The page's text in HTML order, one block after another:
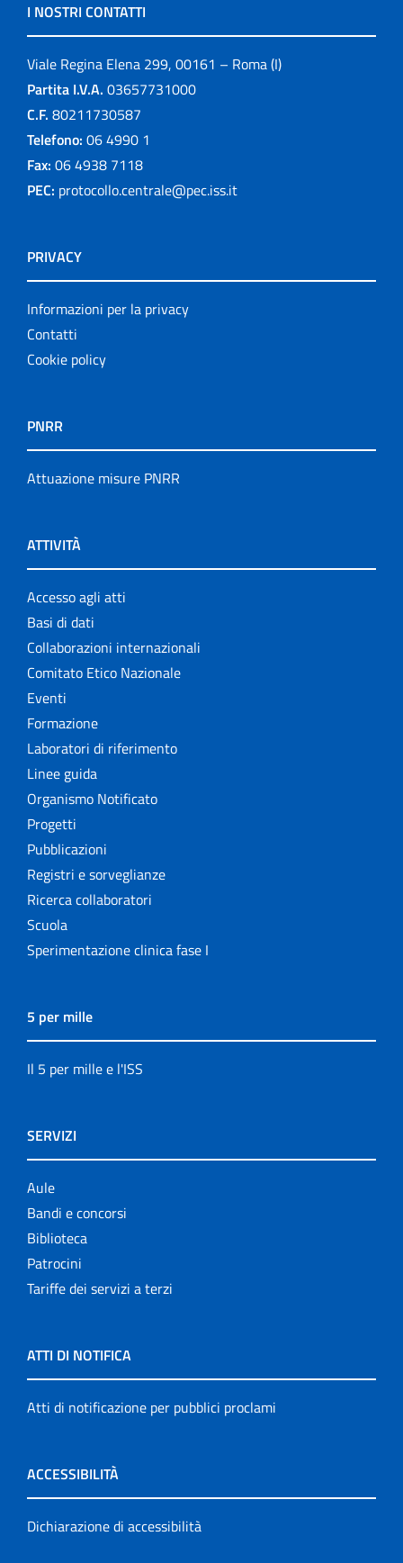
I NOSTRI CONTATTI
Viale Regina Elena 299, 00161 – Roma (I)
Partita I.V.A. 03657731000
C.F. 80211730587
Telefono: 06 4990 1
Fax: 06 4938 7118
PEC: protocollo.centrale@pec.iss.it
PRIVACY
Informazioni per la privacy
Contatti
Cookie policy
PNRR
Attuazione misure PNRR
ATTIVITÀ
Accesso agli atti
Basi di dati
Collaborazioni internazionali
Comitato Etico Nazionale
Eventi
Formazione
Laboratori di riferimento
Linee guida
Organismo Notificato
Progetti
Pubblicazioni
Registri e sorveglianze
Ricerca collaboratori
Scuola
Sperimentazione clinica fase I
5 per mille
Il 5 per mille e l'ISS
SERVIZI
Aule
Bandi e concorsi
Biblioteca
Patrocini
Tariffe dei servizi a terzi
ATTI DI NOTIFICA
Atti di notificazione per pubblici proclami
ACCESSIBILITÀ
Dichiarazione di accessibilità